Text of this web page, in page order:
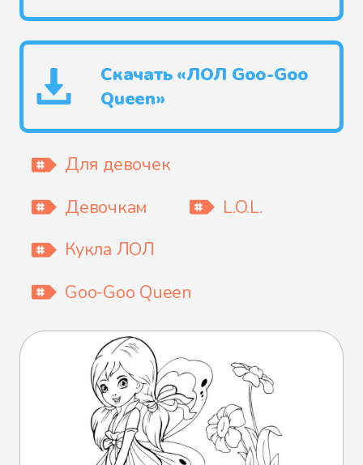
Скачать «ЛОЛ Goo-Goo
Queen»
Для девочек
Девочкам
L.O.L.
Кукла ЛОЛ
Goo-Goo Queen